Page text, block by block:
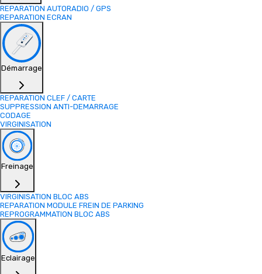
REPARATION AUTORADIO / GPS
REPARATION ECRAN
Démarrage
REPARATION CLEF / CARTE
SUPPRESSION ANTI-DEMARRAGE
CODAGE
VIRGINISATION
Freinage
VIRGINISATION BLOC ABS
REPARATION MODULE FREIN DE PARKING
REPROGRAMMATION BLOC ABS
Eclairage